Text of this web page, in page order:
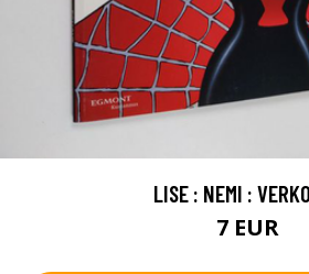
LISE : NEMI :
7 EUR